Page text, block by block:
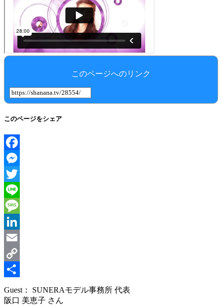
このページへのリンク
このページをシェア
Facebook
Messenger
Twitter
Line
Message
LinkedIn
Email
Copy
Link
共
有
Guest： SUNERAモデル事務所 代表
阪口 美恵子 さん